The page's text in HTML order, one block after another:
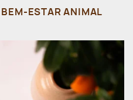
BEM-ESTAR ANIMAL